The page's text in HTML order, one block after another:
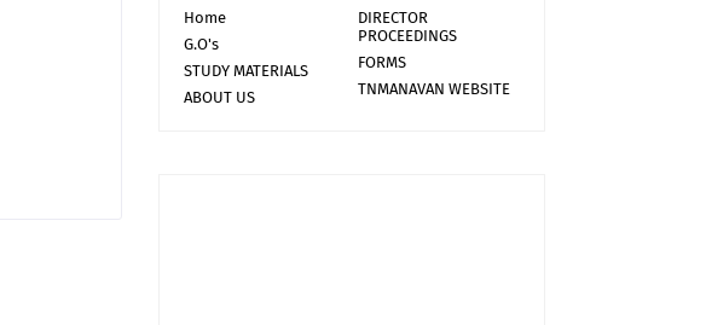
Home
DIRECTOR
PROCEEDINGS
G.O's
FORMS
STUDY MATERIALS
TNMANAVAN WEBSITE
ABOUT US